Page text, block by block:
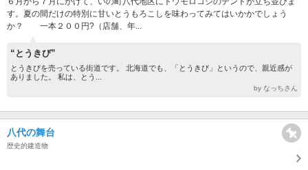
す。夏の間だけの特別に甘いとうもろこしを味わってみてはいかかでしょう
か？ 一本２００円?（店舗、年...
“とうきび”
とうきびを売っている街道です。 北海道でも、「とうきび」というので、親近感が
ありました。 私は、とう...
by なっちさん
八代の舞台
歴史的建造物